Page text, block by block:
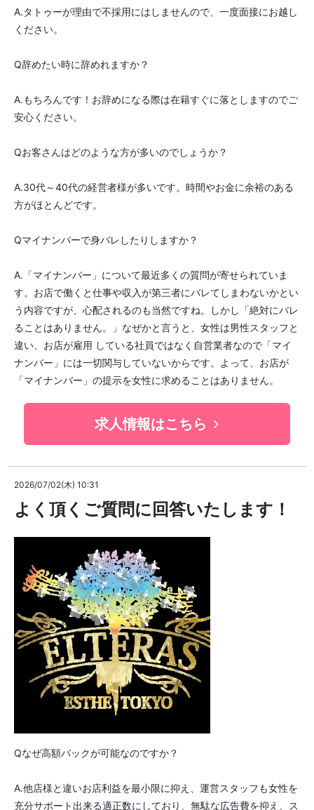
A.タトゥーが理由で不採用にはしませんので、一度面接にお越し
ください。
Q辞めたい時に辞めれますか？
A.もちろんです！お辞めになる際は在籍すぐに落としますのでご
安心ください。
Qお客さんはどのような方が多いのでしょうか？
A.30代～40代の経営者様が多いです。時間やお金に余裕のある
方がほとんどです。
Qマイナンバーで身バレしたりしますか？
A.「マイナンバー」について最近多くの質問が寄せられていま
す。お店で働くと仕事や収入が第三者にバレてしまわないかとい
う内容ですが、心配されるのも当然ですね。しかし「絶対にバレ
ることはありません。」なぜかと言うと、女性は男性スタッフと
違い、お店が雇用 している社員ではなく自営業者なので「マイ
ナンバー」には一切関与していないからです。よって、お店が
「マイナンバー」の提示を女性に求めることはありません。
求人情報はこちら
2026/07/02(木) 10:31
よく頂くご質問に回答いたします！
Qなぜ高額バックが可能なのですか？
A.他店様と違いお店利益を最小限に抑え、運営スタッフも女性を
充分サポート出来る適正数にしており、無駄な広告費を抑え、ス